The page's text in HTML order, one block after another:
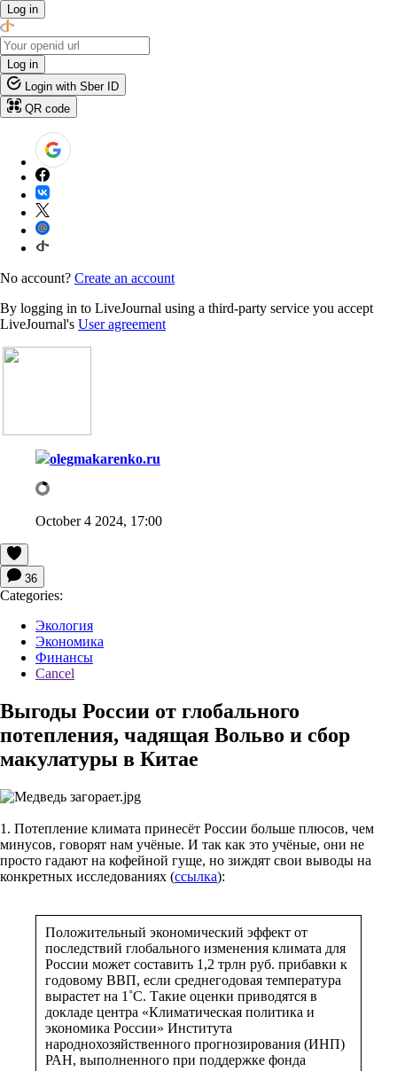
Log in
Log in
Login with Sber ID
QR code
No account? Create an account
By logging in to LiveJournal using a third-party service you accept
LiveJournal's User agreement
olegmakarenko.ru
October 4 2024, 17:00
36
Categories:
Экология
Экономика
Финансы
Cancel
Выгоды России от глобального
потепления, чадящая Вольво и сбор
макулатуры в Китае
1. Потепление климата принесёт России больше плюсов, чем
минусов, говорят нам учёные. И так как это учёные, они не
просто гадают на кофейной гуще, но зиждят свои выводы на
конкретных исследованиях (ссылка):
Положительный экономический эффект от
последствий глобального изменения климата для
России может составить 1,2 трлн руб. прибавки к
годовому ВВП, если среднегодовая температура
вырастет на 1˚С. Такие оценки приводятся в
докладе центра «Климатическая политика и
экономика России» Института
народнохозяйственного прогнозирования (ИНП)
РАН, выполненного при поддержке фонда